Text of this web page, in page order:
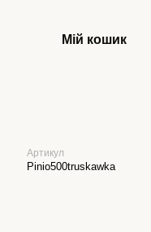
Мій кошик
Артикул
Pinio500truskawka